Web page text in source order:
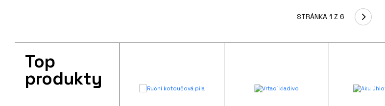
STRÁNKA 1 Z 6
Top
produkty